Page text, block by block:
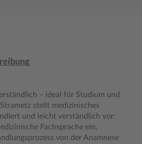
– ideal für Studium und
stellt medizinisches
und leicht verständlich vor:
Fachsprache ein,
von der Anamnese